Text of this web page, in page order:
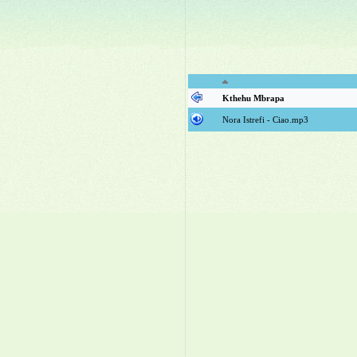
Kthehu Mbrapa
Nora Istrefi - Ciao.mp3